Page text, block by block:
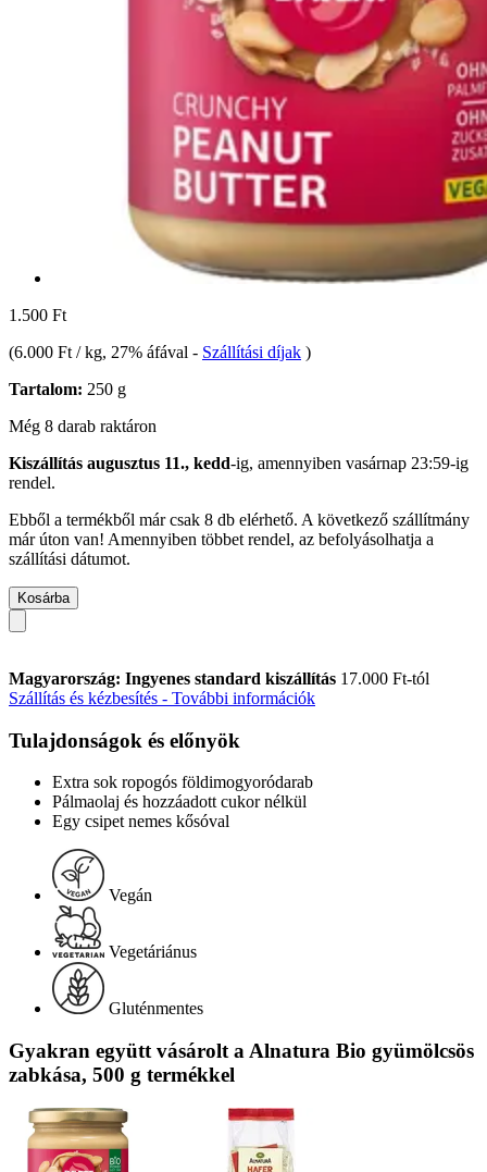
1.500 Ft
(6.000 Ft / kg, 27% áfával - Szállítási díjak )
Tartalom: 250 g
Még 8 darab raktáron
Kiszállítás augusztus 11., kedd-ig, amennyiben vasárnap 23:59-ig
rendel.
Ebből a termékből már csak 8 db elérhető. A következő szállítmány
már úton van! Amennyiben többet rendel, az befolyásolhatja a
szállítási dátumot.
Kosárba
Magyarország: Ingyenes standard kiszállítás 17.000 Ft-tól
Szállítás és kézbesítés - További információk
Tulajdonságok és előnyök
Extra sok ropogós földimogyoródarab
Pálmaolaj és hozzáadott cukor nélkül
Egy csipet nemes kősóval
Vegán
Vegetáriánus
Gluténmentes
Gyakran együtt vásárolt a Alnatura Bio gyümölcsös
zabkása, 500 g termékkel